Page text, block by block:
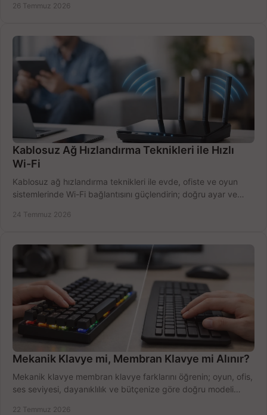
26 Temmuz 2026
Kablosuz Ağ Hızlandırma Teknikleri ile Hızlı
Wi-Fi
Kablosuz ağ hızlandırma teknikleri ile evde, ofiste ve oyun
sistemlerinde Wi-Fi bağlantısını güçlendirin; doğru ayar ve
24 Temmuz 2026
Mekanik Klavye mi, Membran Klavye mi Alınır?
Mekanik klavye membran klavye farklarını öğrenin; oyun, ofis,
ses seviyesi, dayanıklılık ve bütçenize göre doğru modeli
22 Temmuz 2026